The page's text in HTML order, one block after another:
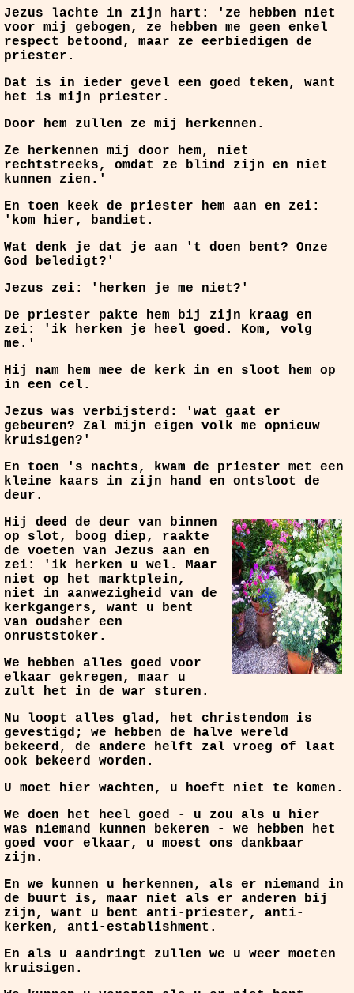
Jezus lachte in zijn hart: 'ze hebben niet
voor mij gebogen, ze hebben me geen enkel
respect betoond, maar ze eerbiedigen de
priester.
Dat is in ieder gevel een goed teken, want
het is mijn priester.
Door hem zullen ze mij herkennen.
Ze herkennen mij door hem, niet
rechtstreeks, omdat ze blind zijn en niet
kunnen zien.'
En toen keek de priester hem aan en zei:
'kom hier, bandiet.
Wat denk je dat je aan 't doen bent? Onze
God beledigt?'
Jezus zei: 'herken je me niet?'
De priester pakte hem bij zijn kraag en
zei: 'ik herken je heel goed. Kom, volg
me.'
Hij nam hem mee de kerk in en sloot hem op
in een cel.
Jezus was verbijsterd: 'wat gaat er
gebeuren? Zal mijn eigen volk me opnieuw
kruisigen?'
En toen 's nachts, kwam de priester met een
kleine kaars in zijn hand en ontsloot de
deur.
Hij deed de deur van binnen
op slot, boog diep, raakte
de voeten van Jezus aan en
zei: 'ik herken u wel. Maar
niet op het marktplein,
niet in aanwezigheid van de
kerkgangers, want u bent
van oudsher een
onruststoker.
We hebben alles goed voor
elkaar gekregen, maar u
zult het in de war sturen.
Nu loopt alles glad, het christendom is
gevestigd; we hebben de halve wereld
bekeerd, de andere helft zal vroeg of laat
ook bekeerd worden.
U moet hier wachten, u hoeft niet te komen.
We doen het heel goed - u zou als u hier
was niemand kunnen bekeren - we hebben het
goed voor elkaar, u moest ons dankbaar
zijn.
En we kunnen u herkennen, als er niemand in
de buurt is, maar niet als er anderen bij
zijn, want u bent anti-priester, anti-
kerken, anti-establishment.
En als u aandringt zullen we u weer moeten
kruisigen.